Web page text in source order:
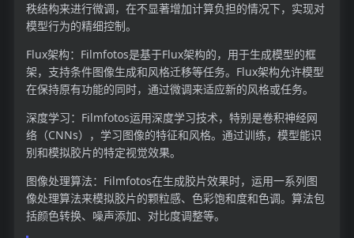
秩结构来进行微调，在不显著增加计算负担的情况下，实现对
模型行为的精细控制。
Flux架构：Filmfotos是基于Flux架构的，用于生成模型的框
架，支持条件图像生成和风格迁移等任务。Flux架构允许模型
在保持原有功能的同时，通过微调来适应新的风格或任务。
深度学习：Filmfotos运用深度学习技术，特别是卷积神经网
络（CNNs），学习图像的特征和风格。通过训练，模型能识
别和模拟胶片的特定视觉效果。
图像处理算法：Filmfotos在生成胶片效果时，运用一系列图
像处理算法来模拟胶片的颗粒感、色彩饱和度和色调。算法包
括颜色转换、噪声添加、对比度调整等。